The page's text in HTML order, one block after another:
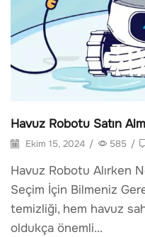
Havuz Robotu Satın
Ekim 15, 2024 / 585 /
Havuz Robotu Alırken
Seçim İçin Bilmeniz
temizliği, hem havuz
oldukça önemli...